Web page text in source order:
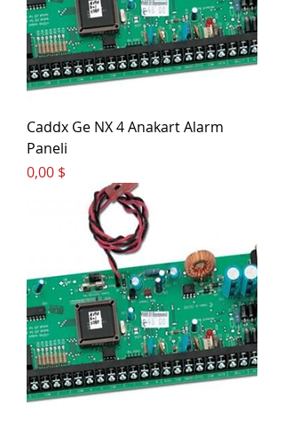
Caddx Ge NX 4 Anakart Alarm
Paneli
Цена
0,00 $